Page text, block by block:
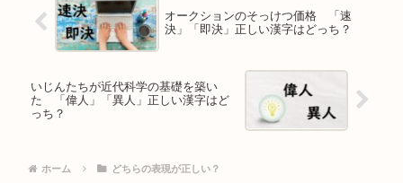
オークションのそっけつ価格 「速
決」「即決」正しい漢字はどっち？
いじんたちが近代科学の基礎を築い
た 「偉人」「異人」正しい漢字はど
っち？
ホーム どちらの表現が正しい？